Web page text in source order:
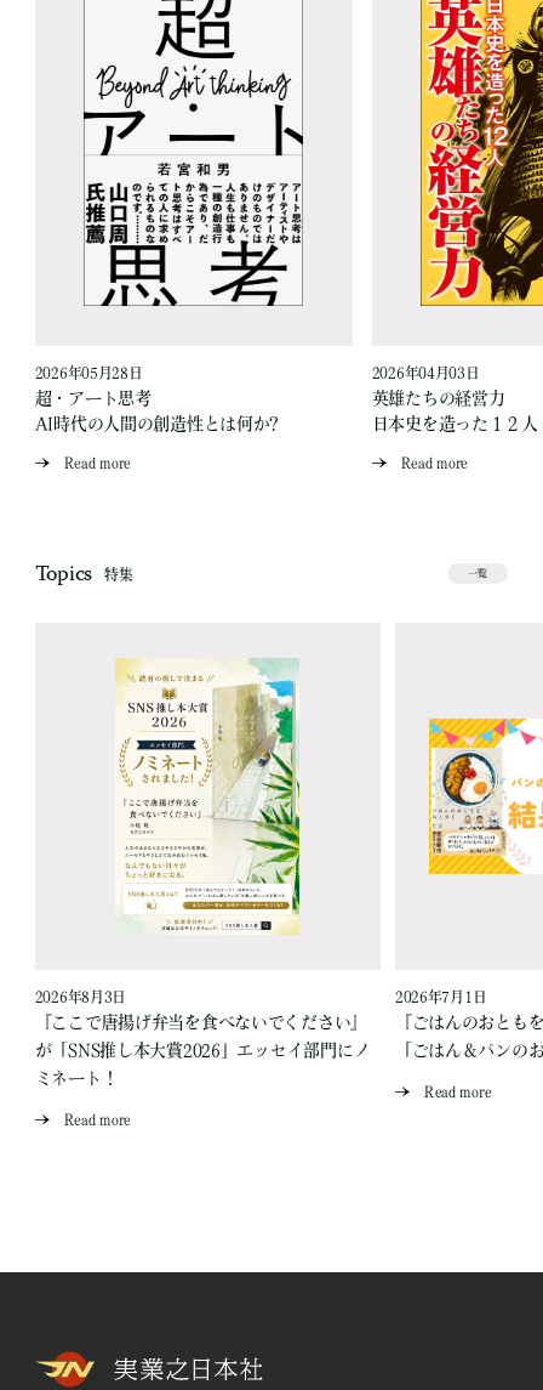
2026年05月28日
超・アート思考
AI時代の人間の創造性とは何か?
Read more
2026年04月03日
英雄たちの経営力
日本史を造った１２人
Read more
Topics 特集 一覧
2026年8月3日
『ここで唐揚げ弁当を食べないでください』
が「SNS推し本大賞2026」エッセイ部門にノ
ミネート！
Read more
2026年7月1日
『ごはんのおとも
「ごはん＆パンの
Read more